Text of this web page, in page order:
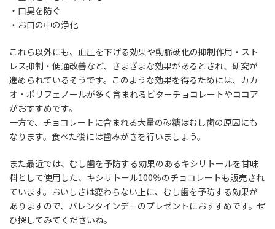
・口臭を防ぐ
・お口の中の浄化
これら以外にも、血圧を下げる効果や動脈硬化の抑制作用・スト
レス抑制・便通改善など、さまざまな効果があるとされ、研究が
進められているそうです。このような効果を得るためには、カカ
オ・ポリフェノールが多く含まれるビターチョコレートやココア
がおすすめです。
一方で、チョコレートに含まれる大量の砂糖はむし歯の原因にも
なります。食べた後には歯みがきを行いましょう。
また最近では、むし歯を予防する効果のあるキシリトールを甘味
料として使用した、キシリトール100％のチョコレートも販売され
ています。おいしさは変わらない上に、むし歯を予防する効果が
ありますので、バレンタインデーのプレゼントにおすすめです。ぜ
ひ探してみてくださいね。